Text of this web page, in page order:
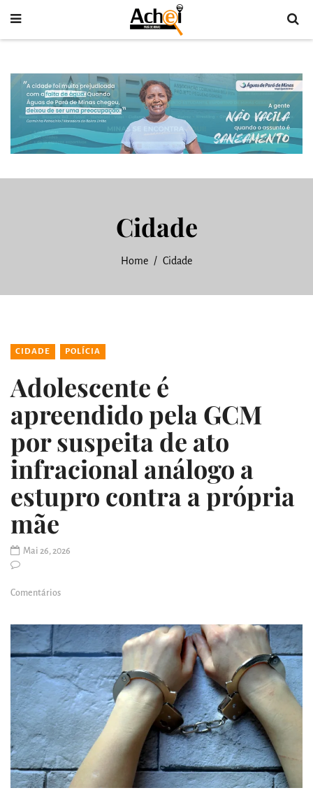
Cidade
Home Cidade
CIDADE POLÍCIA
Adolescente é
apreendido pela GCM
por suspeita de ato
infracional análogo a
estupro contra a própria
mãe
Mai 26, 2026
Comentários